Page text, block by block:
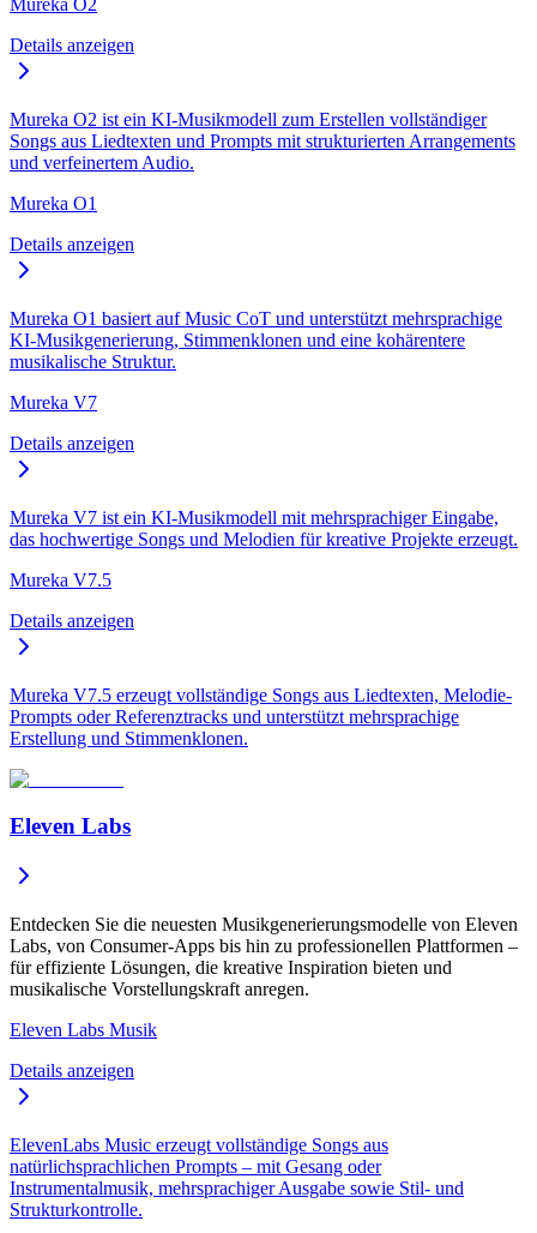
Details anzeigen
Mureka O2 ist ein KI-Musikmodell zum Erstellen vollständiger
Songs aus Liedtexten und Prompts mit strukturierten Arrangements
und verfeinertem Audio.
Mureka O1
Details anzeigen
Mureka O1 basiert auf Music CoT und unterstützt mehrsprachige
KI-Musikgenerierung, Stimmenklonen und eine kohärentere
musikalische Struktur.
Mureka V7
Details anzeigen
Mureka V7 ist ein KI-Musikmodell mit mehrsprachiger Eingabe,
das hochwertige Songs und Melodien für kreative Projekte erzeugt.
Mureka V7.5
Details anzeigen
Mureka V7.5 erzeugt vollständige Songs aus Liedtexten, Melodie-
Prompts oder Referenztracks und unterstützt mehrsprachige
Erstellung und Stimmenklonen.
Eleven Labs
Entdecken Sie die neuesten Musikgenerierungsmodelle von Eleven
Labs, von Consumer-Apps bis hin zu professionellen Plattformen –
für effiziente Lösungen, die kreative Inspiration bieten und
musikalische Vorstellungskraft anregen.
Eleven Labs Musik
Details anzeigen
ElevenLabs Music erzeugt vollständige Songs aus
natürlichsprachlichen Prompts – mit Gesang oder
Instrumentalmusik, mehrsprachiger Ausgabe sowie Stil- und
Strukturkontrolle.